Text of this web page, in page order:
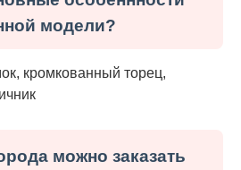
модели?
кромкованный торец,
можно заказать